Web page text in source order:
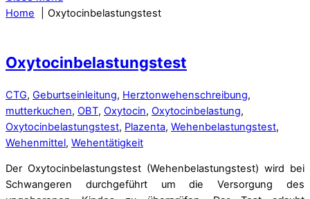
Home
Oxytocinbelastungstest
Oxytocinbelastungstest
CTG, Geburtseinleitung, Herztonwehenschreibung,
mutterkuchen, OBT, Oxytocin, Oxytocinbelastung,
Oxytocinbelastungstest, Plazenta, Wehenbelastungstest,
Wehenmittel, Wehentätigkeit
Der Oxytocinbelastungstest (Wehenbelastungstest) wird bei
Schwangeren durchgeführt um die Versorgung des